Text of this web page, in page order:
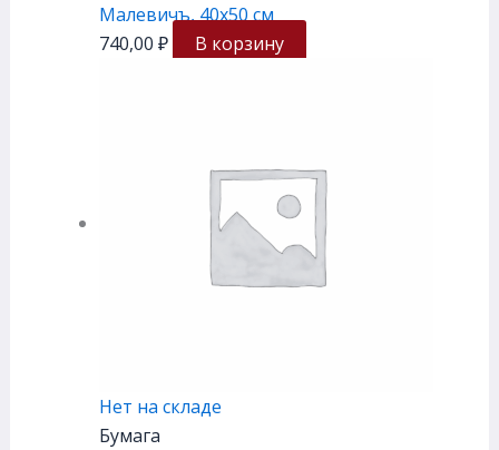
Малевичъ, 40х50 см
740,00 ₽ В корзину
Нет на складе
Бумага